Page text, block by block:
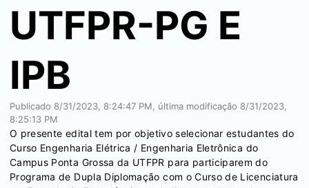
UTFPR-PG E
IPB
Publicado 8/31/2023, 8:24:47 PM , última modificação 8/31/2023,
8:25:13 PM
O presente edital tem por objetivo selecionar estudantes do
Curso Engenharia Elétrica / Engenharia Eletrônica do
Campus Ponta Grossa da UTFPR para participarem do
Programa de Dupla Diplomação com o Curso de Licenciatura